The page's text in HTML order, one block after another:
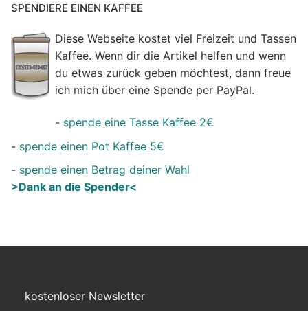
SPENDIERE EINEN KAFFEE
Diese Webseite kostet viel Freizeit und Tassen
Kaffee. Wenn dir die Artikel helfen und wenn
du etwas zurück geben möchtest, dann freue
ich mich über eine Spende per PayPal.
- spende eine Tasse Kaffee 2€
- spende einen Pot Kaffee 5€
- spende einen Betrag deiner Wahl
>Dank an die Spender<
kostenloser Newsletter